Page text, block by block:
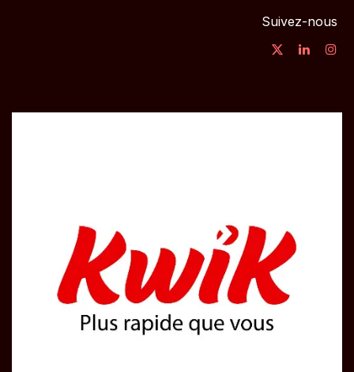
Suivez-nous